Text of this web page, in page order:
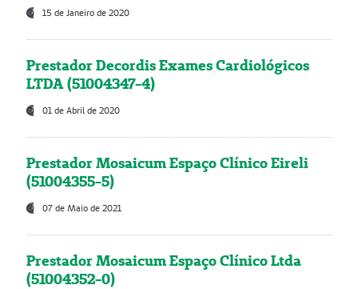
15 de Janeiro de 2020
Prestador Decordis Exames Cardiológicos
LTDA (51004347-4)
01 de Abril de 2020
Prestador Mosaicum Espaço Clínico Eireli
(51004355-5)
07 de Maio de 2021
Prestador Mosaicum Espaço Clínico Ltda
(51004352-0)